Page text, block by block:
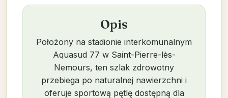
Opis
Położony na stadionie interkomunalnym
Aquasud 77 w Saint-Pierre-lès-
Nemours, ten szlak zdrowotny
przebiega po naturalnej nawierzchni i
oferuje sportową pętlę dostępną dla